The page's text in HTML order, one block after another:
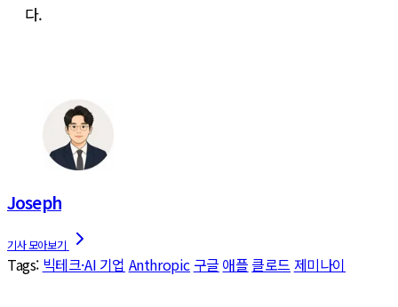
다.
Joseph
Tags: 빅테크·AI 기업 Anthropic 구글 애플 클로드 제미나이